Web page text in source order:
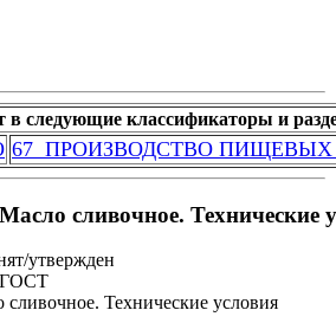
следующие классификаторы и
67  ПРОИЗВОДСТВО
сливочное. Технические
утвержден
ГОСТ
сливочное. Технические условия